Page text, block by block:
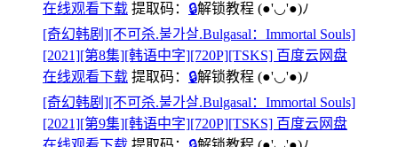
在线观看下载 提取码： 🔒解锁教程 (●'◡'●)ﾉ
[奇幻韩剧][不可杀.불가살.Bulgasal：Immortal Souls]
[2021][第8集][韩语中字][720P][TSKS] 百度云网盘
在线观看下载 提取码： 🔒解锁教程 (●'◡'●)ﾉ
[奇幻韩剧][不可杀.불가살.Bulgasal：Immortal Souls]
[2021][第9集][韩语中字][720P][TSKS] 百度云网盘